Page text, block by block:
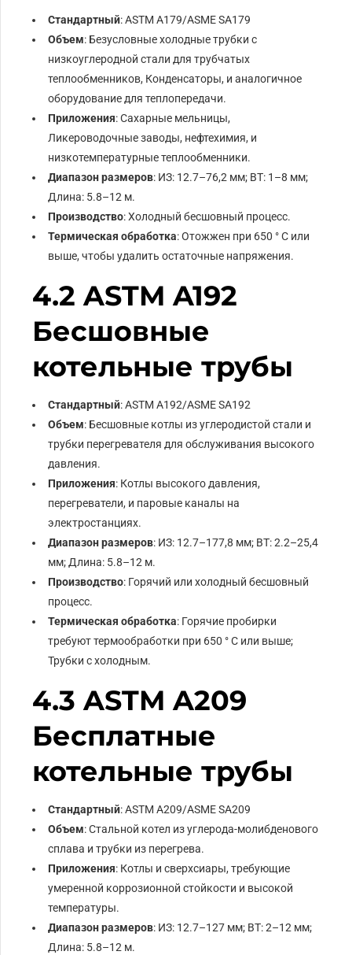
Стандартный: ASTM A179/ASME SA179
Объем: Безусловные холодные трубки с
низкоуглеродной стали для трубчатых
теплообменников, Конденсаторы, и аналогичное
оборудование для теплопередачи.
Приложения: Сахарные мельницы,
Ликероводочные заводы, нефтехимия, и
низкотемпературные теплообменники.
Диапазон размеров: ИЗ: 12.7–76,2 мм; ВТ: 1–8 мм;
Длина: 5.8–12 м.
Производство: Холодный бесшовный процесс.
Термическая обработка: Отожжен при 650 ° С или
выше, чтобы удалить остаточные напряжения.
4.2 ASTM A192
Бесшовные
котельные трубы
Стандартный: ASTM A192/ASME SA192
Объем: Бесшовные котлы из углеродистой стали и
трубки перегревателя для обслуживания высокого
давления.
Приложения: Котлы высокого давления,
перегреватели, и паровые каналы на
электростанциях.
Диапазон размеров: ИЗ: 12.7–177,8 мм; ВТ: 2.2–25,4
мм; Длина: 5.8–12 м.
Производство: Горячий или холодный бесшовный
процесс.
Термическая обработка: Горячие пробирки
требуют термообработки при 650 ° С или выше;
Трубки с холодным.
4.3 ASTM A209
Бесплатные
котельные трубы
Стандартный: ASTM A209/ASME SA209
Объем: Стальной котел из углерода-молибденового
сплава и трубки из перегрева.
Приложения: Котлы и сверхсиары, требующие
умеренной коррозионной стойкости и высокой
температуры.
Диапазон размеров: ИЗ: 12.7–127 мм; ВТ: 2–12 мм;
Длина: 5.8–12 м.